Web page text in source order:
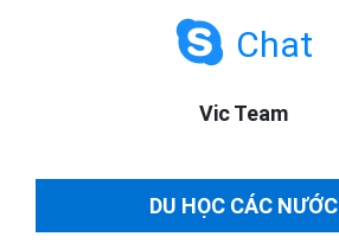
Chat
Vic Team
DU HỌC CÁC NƯỚC